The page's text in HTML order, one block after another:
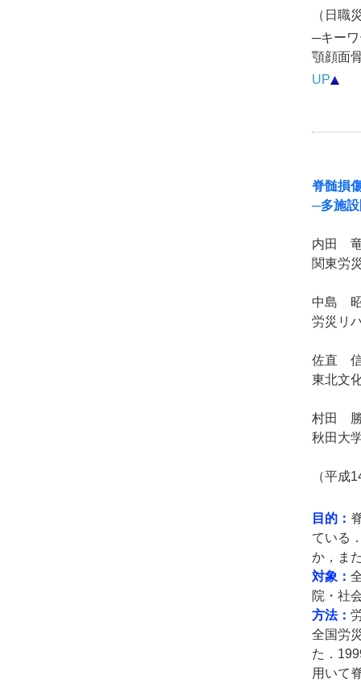
（日職
─キー
顎顔面
UP
脊髄損
─多施
内田
関東労
中島
労災リ
佐直
東北文
村田
秋田大
（平成
目的：
ている
か，ま
対象：
院・社
方法：
全国労
た．
用いて